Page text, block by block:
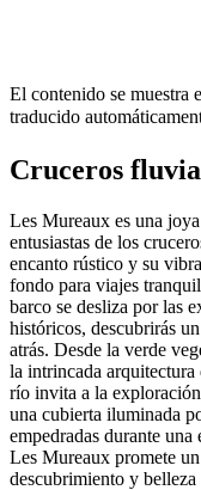
El contenido se muestra
traducido
Cruceros
Les Mureaux es una
entusiastas de los
encanto rústico y su
fondo para viajes
barco se desliza por las
históricos, descubrirás
atrás. Desde la verde
la intrincada arquitectura
río invita a la
una cubierta iluminada
empedradas durante
Les Mureaux promete
descubrimiento y